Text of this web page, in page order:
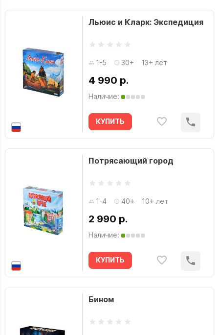
Льюис и Кларк: Экспедиция
1-5 30+ 13+ лет
4 990 р.
Наличие:
КУПИТЬ
Потрясающий город
1-4 40+ 10+ лет
2 990 р.
Наличие:
КУПИТЬ
Бином